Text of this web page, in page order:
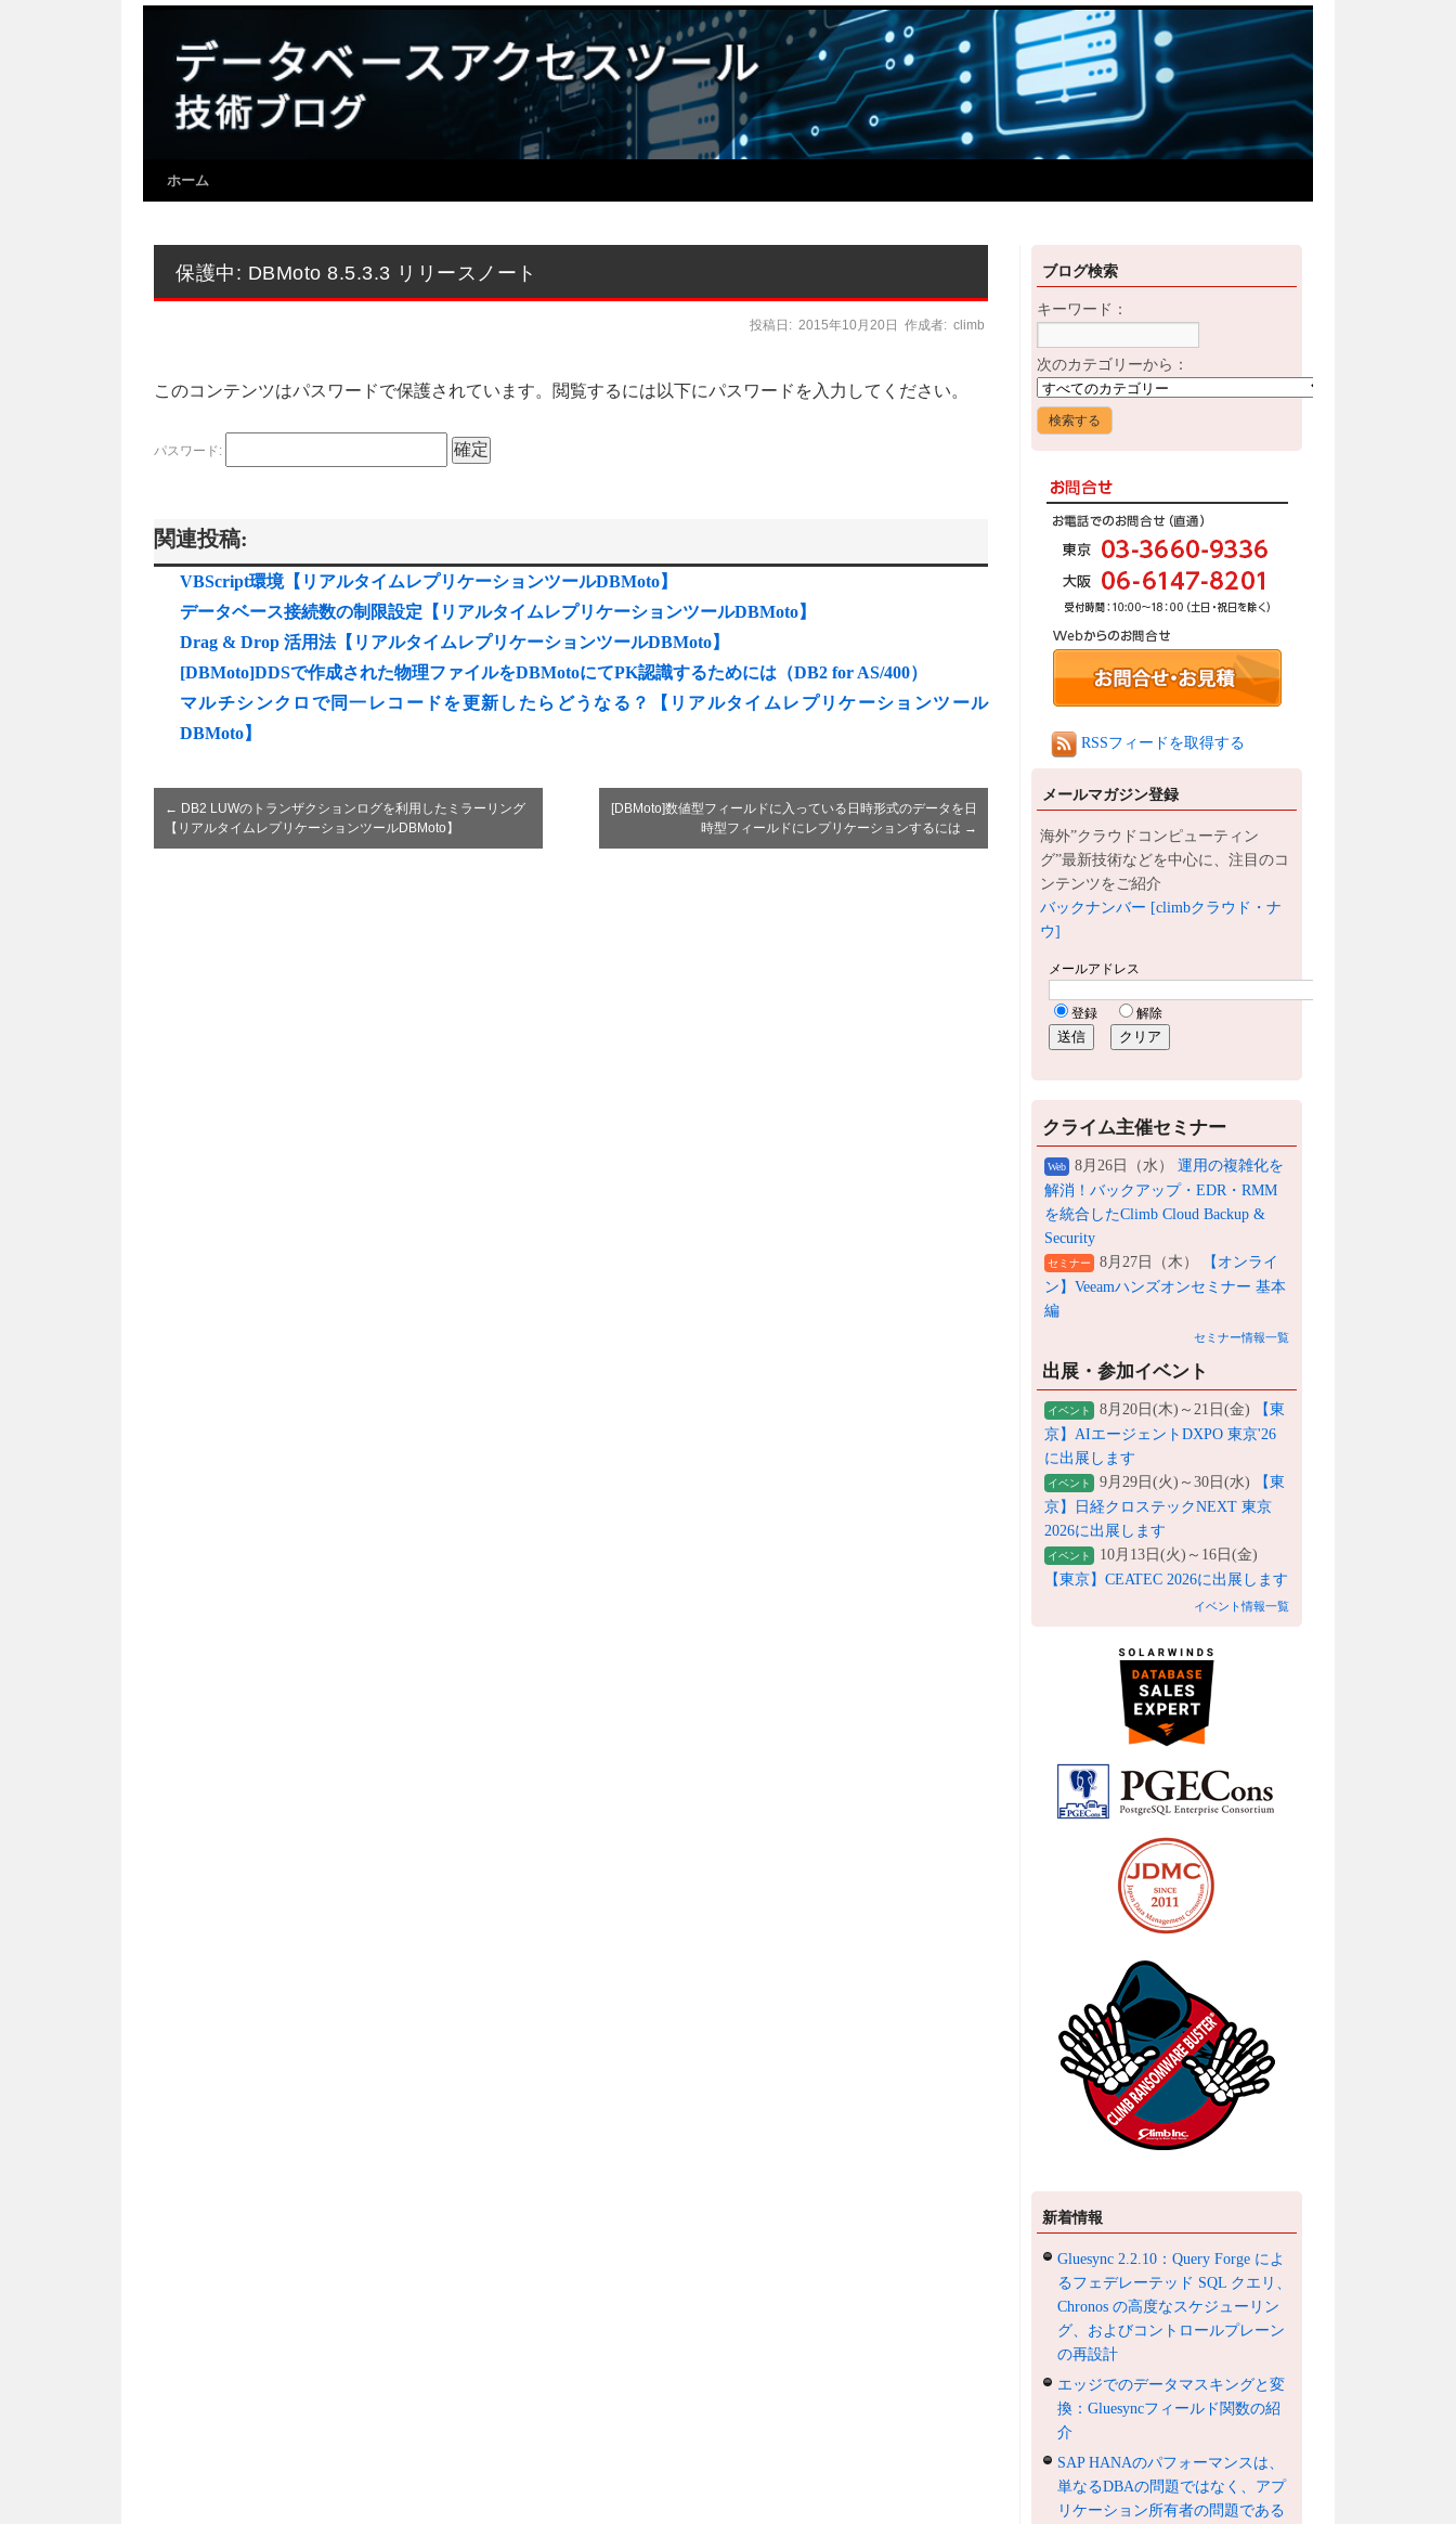
ホーム
保護中: DBMoto 8.5.3.3 リリースノート
投稿日: 2015年10月20日 作成者: climb
このコンテンツはパスワードで保護されています。閲覧するには以下にパスワードを入力してください。
パスワード:
関連投稿:
VBScript環境【リアルタイムレプリケーションツールDBMoto】
データベース接続数の制限設定【リアルタイムレプリケーションツールDBMoto】
Drag & Drop 活用法【リアルタイムレプリケーションツールDBMoto】
[DBMoto]DDSで作成された物理ファイルをDBMotoにてPK認識するためには（DB2 for AS/400）
マルチシンクロで同一レコードを更新したらどうなる？【リアルタイムレプリケーションツール
DBMoto】
← DB2 LUWのトランザクションログを利用したミラーリング
【リアルタイムレプリケーションツールDBMoto】
[DBMoto]数値型フィールドに入っている日時形式のデータを日
時型フィールドにレプリケーションするには →
ブログ検索
キーワード：
次のカテゴリーから：
RSSフィードを取得する
メールマガジン登録
海外”クラウドコンピューティン
グ”最新技術などを中心に、注目のコ
ンテンツをご紹介
バックナンバー [climbクラウド・ナ
ウ]
クライム主催セミナー
Web 8月26日（水） 運用の複雑化を
解消！バックアップ・EDR・RMM
を統合したClimb Cloud Backup &
Security
セミナー 8月27日（木）
【オンライ
ン】Veeamハンズオンセミナー 基本
編
セミナー情報一覧
出展・参加イベント
イベント 8月20日(木)～21日(金)
【東
京】AIエージェントDXPO 東京'26
に出展します
イベント 9月29日(火)～30日(水)
【東
京】日経クロステックNEXT 東京
2026に出展します
イベント
10月13日(火)～16日(金)
【東京】CEATEC 2026に出展します
イベント情報一覧
新着情報
Gluesync 2.2.10：Query Forge によ
るフェデレーテッド SQL クエリ、
Chronos の高度なスケジューリン
グ、およびコントロールプレーン
の再設計
エッジでのデータマスキングと変
換：Gluesyncフィールド関数の紹
介
SAP HANAのパフォーマンスは、
単なるDBAの問題ではなく、アプ
リケーション所有者の問題である